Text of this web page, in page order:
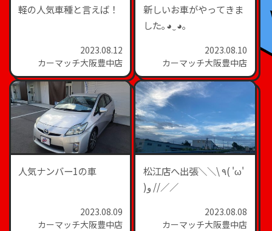
軽の人気車種と言えば！
2023.08.12
カーマッチ大阪豊中店
新しいお車がやってきま
した｡◕‿◕｡
2023.08.10
カーマッチ大阪豊中店
人気ナンバー1の車
2023.08.09
カーマッチ大阪豊中店
松江店へ出張＼＼\ ٩( 'ω'
)و //／／
2023.08.08
カーマッチ大阪豊中店